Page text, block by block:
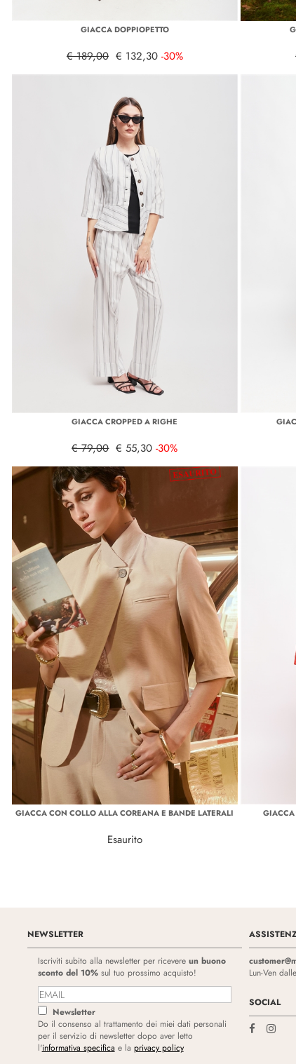
GIACCA DOPPIOPETTO
€ 189,00 € 132,30 -30%
GIACCA CROPPED A RIGHE
€ 79,00 € 55,30 -30%
GIACCA CON COLLO ALLA COREANA E BANDE LATERALI
Esaurito
NEWSLETTER
Iscriviti subito alla newsletter per ricevere un buono
sconto del 10%sul tuo prossimo acquisto!
Newsletter
Do il consenso al trattamento dei miei dati personali
per il servizio di newsletter dopo aver letto
l'informativa specifica e la privacy policy
Lun-Ven
SOCIAL